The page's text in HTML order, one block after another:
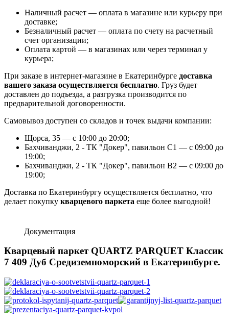
Наличный расчет — оплата в магазине или курьеру при
доставке;
Безналичный расчет — оплата по счету на расчетный
счет организации;
Оплата картой — в магазинах или через терминал у
курьера;
При заказе в интернет-магазине в Екатеринбурге доставка
вашего заказа осуществляется бесплатно. Груз будет
доставлен до подъезда, а разгрузка производится по
предварительной договоренности.
Самовывоз доступен со складов и точек выдачи компании:
Щорса, 35 — с 10:00 до 20:00;
Бахчиванджи, 2 - ТК "Докер", павильон С1 — с 09:00 до
19:00;
Бахчиванджи, 2 - ТК "Докер", павильон B2 — с 09:00 до
19:00;
Доставка по Екатеринбургу осуществляется бесплатно, что
делает покупку кварцевого паркета еще более выгодной!
Документация
Кварцевый паркет QUARTZ PARQUET Классик
7 409 Дуб Средиземноморский в Екатеринбурге.